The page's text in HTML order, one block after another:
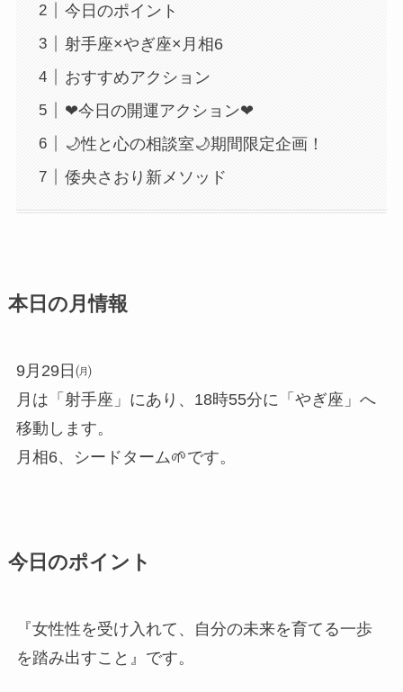
今日のポイント
射手座×やぎ座×月相6
おすすめアクション
❤今日の開運アクション❤
🌙性と心の相談室🌙期間限定企画！
倭央さおり新メソッド
本日の月情報
9月29日㈪
月は「射手座」にあり、18時55分に「やぎ座」へ
移動します。
月相6、シードターム🌱です。
今日のポイント
『女性性を受け入れて、自分の未来を育てる一歩
を踏み出すこと』です。